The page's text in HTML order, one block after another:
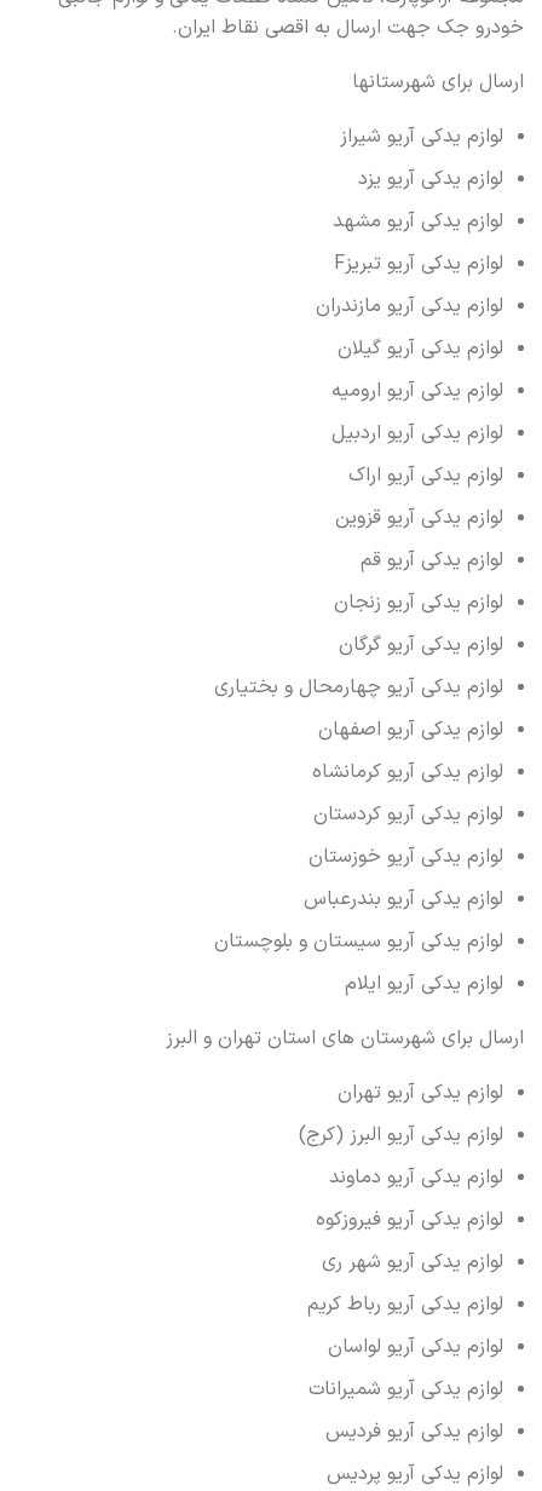
خودرو جک جهت ارسال به اقصی نقاط ایران.
ارسال برای شهرستانها
لوازم یدکی آریو شیراز
لوازم یدکی آریو یزد
لوازم یدکی آریو مشهد
لوازم یدکی آریو تبریزF
لوازم یدکی آریو مازندران
لوازم یدکی آریو گیلان
لوازم یدکی آریو ارومیه
لوازم یدکی آریو اردبیل
لوازم یدکی آریو اراک
لوازم یدکی آریو قزوین
لوازم یدکی آریو قم
لوازم یدکی آریو زنجان
لوازم یدکی آریو گرگان
لوازم یدکی آریو چهارمحال و بختیاری
لوازم یدکی آریو اصفهان
لوازم یدکی آریو کرمانشاه
لوازم یدکی آریو کردستان
لوازم یدکی آریو خوزستان
لوازم یدکی آریو بندرعباس
لوازم یدکی آریو سیستان و بلوچستان
لوازم یدکی آریو ایلام
ارسال برای شهرستان های استان تهران و البرز
لوازم یدکی آریو تهران
لوازم یدکی آریو البرز (کرج)
لوازم یدکی آریو دماوند
لوازم یدکی آریو فیروزکوه
لوازم یدکی آریو شهر ری
لوازم یدکی آریو رباط کریم
لوازم یدکی آریو لواسان
لوازم یدکی آریو شمیرانات
لوازم یدکی آریو فردیس
لوازم یدکی آریو پردیس